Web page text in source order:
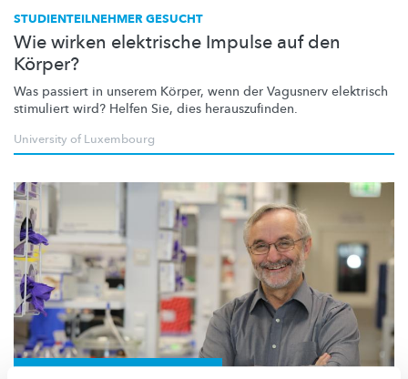
STUDIENTEILNEHMER GESUCHT
Wie wirken elektrische Impulse auf den
Körper?
Was passiert in unserem Körper, wenn der Vagusnerv elektrisch
stimuliert wird? Helfen Sie, dies herauszufinden.
University of Luxembourg